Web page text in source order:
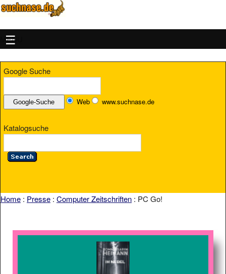
MENU
Google Suche
Web www.suchnase.de
Katalogsuche
Home : Presse : Computer Zeitschriften : PC Go!